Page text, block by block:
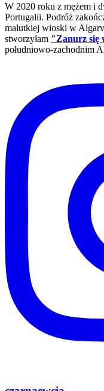
W 2020 roku z mężem i
Portugalii. Podróż
malutkiej wioski w
stworzyłam "Zanurz się
południowo-zachodnim